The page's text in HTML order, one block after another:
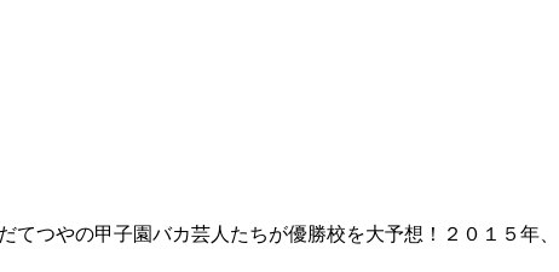
てつやの甲子園バカ芸人たちが優勝校を大予想！２０１５